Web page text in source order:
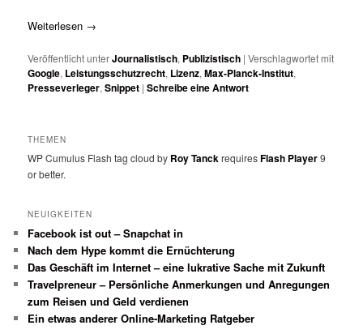
Weiterlesen →
Veröffentlicht unterJournalistisch, Publizistisch |Verschlagwortet mit
Google, Leistungsschutzrecht, Lizenz,Max-Planck-Institut,
Presseverleger,Snippet |Schreibe eine Antwort
THEMEN
WP Cumulus Flash tag cloud by Roy TanckrequiresFlash Player9
or better.
NEUIGKEITEN
Facebook ist out – Snapchat in
Nach dem Hype kommt die Ernüchterung
Das Geschäft im Internet – eine lukrative Sache mit Zukunft
Travelpreneur – Persönliche Anmerkungen und Anregungen
zum Reisen und Geld verdienen
Ein etwas anderer Online-Marketing Ratgeber